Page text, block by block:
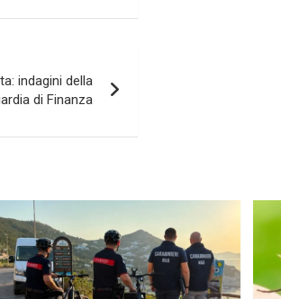
indagini della
di Finanza